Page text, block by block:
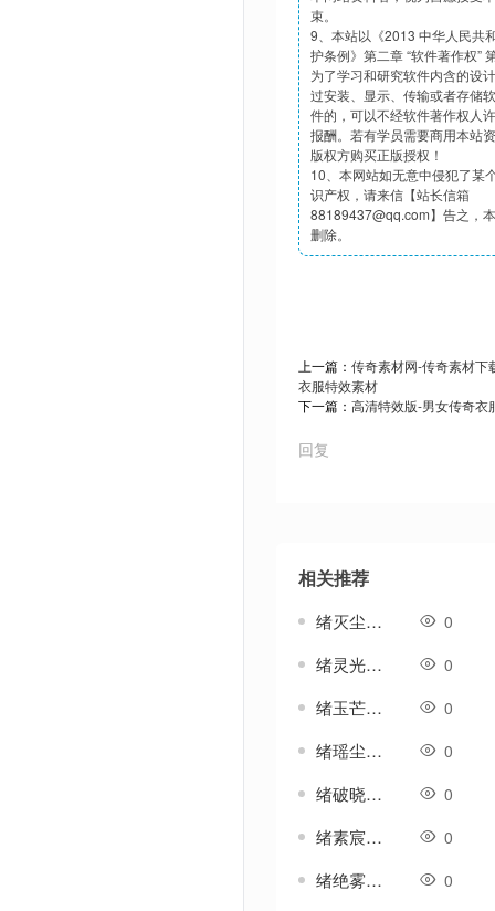
束。
9、本站以《2013 中华人民共
护条例》第二章 “软件著作权”
为了学习和研究软件内含的设
过安装、显示、传输或者存储
件的，可以不经软件著作权人
报酬。若有学员需要商用本站
版权方购买正版授权！
10、本网站如无意中侵犯了某
识产权，请来信【站长信箱
88189437@qq.com】告之，
删除。
上一篇： 传奇素材网-传奇素材下
衣服特效素材
下一篇： 高清特效版-男女传奇衣
回复
相关推荐
绪灭尘-法宝-四格-斗笠-生肖等特殊素材 0
绪灵光-法宝-四格-斗笠-生肖等特殊素材 0
绪玉芒-法宝-四格-斗笠-生肖等特殊素材 0
绪瑶尘-法宝-四格-斗笠-生肖等特殊素材 0
绪破晓-法宝-四格-斗笠-生肖等特殊素材 0
绪素宸-法宝-四格-斗笠-生肖等特殊素材 0
绪绝雾-法宝-四格-斗笠-生肖等特殊素材 0